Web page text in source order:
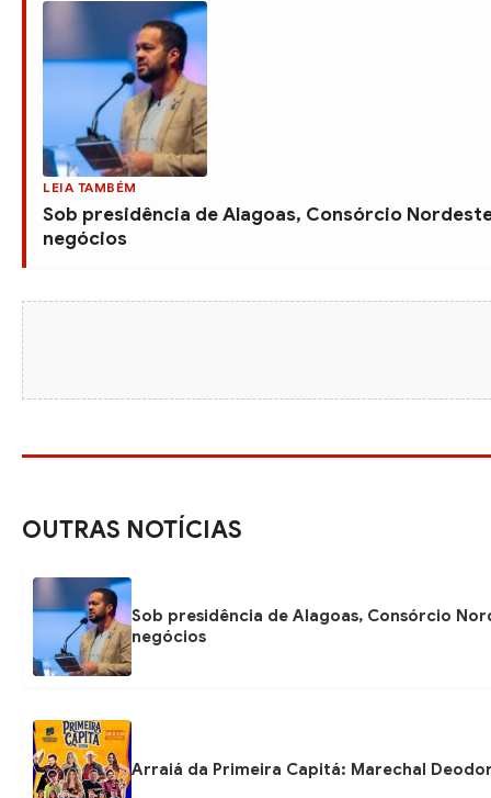
LEIA TAMBÉM
Sob presidência de Alagoas, Consórcio
negócios
OUTRAS NOTÍCIAS
Sob presidência de Alagoas, Consórcio
negócios
Arraiá da Primeira Capitá: Marechal